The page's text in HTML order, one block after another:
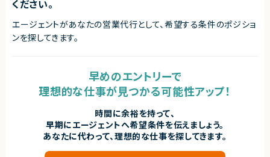
ください。
エージェントがあなたの営業代行として、希望する条件のポジショ
ンを探してきます。
早めのエントリーで
理想的な仕事が見つかる可能性アップ！
時間に余裕を持って、
早期にエージェントへ希望条件を伝えましょう。
あなたに代わって、理想的な仕事を探してきます。